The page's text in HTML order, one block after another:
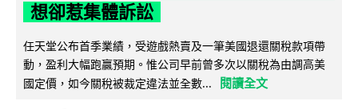
想卻惹集體訴訟
任天堂公布首季業績，受遊戲熱賣及一筆美國退還關稅款項帶
動，盈利大幅跑贏預期。惟公司早前曾多次以關稅為由調高美
國定價，如今關稅被裁定違法並全數...
閱讀全文